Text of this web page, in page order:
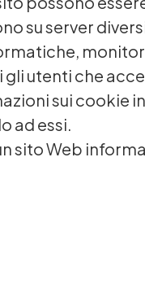
su server
utenti che
sui cookie
ad essi.
sito Web